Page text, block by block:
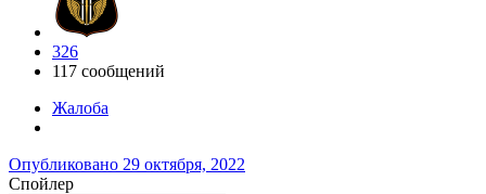
326
117 сообщений
Жалоба
Опубликовано 29 октября, 2022
Спойлер